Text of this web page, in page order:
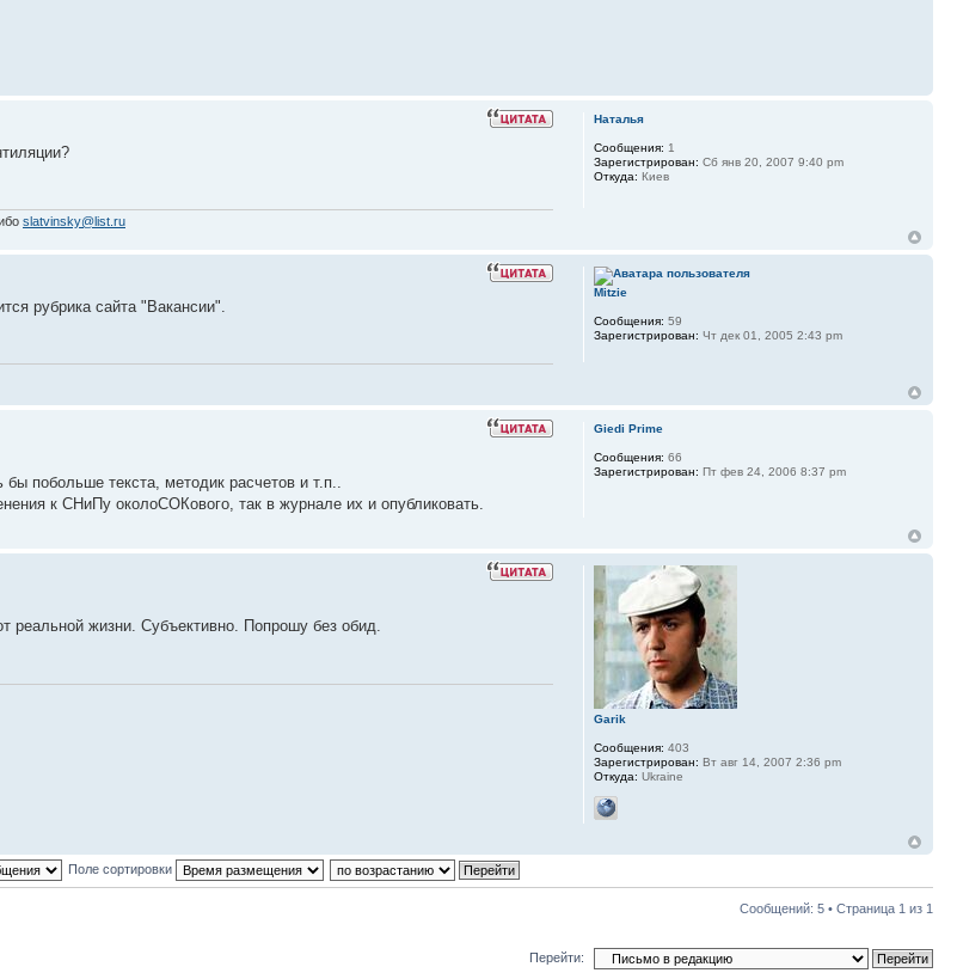
slatvinsky@list.ru
Наталья
Сообщения: 1
Зарегистрирован: Сб янв 20, 2007 9:40 pm
Откуда: Киев
рубрика сайта "Вакансии".
Mitzie
Сообщения: 59
Зарегистрирован: Чт дек 01, 2005 2:43 pm
побольше текста, методик расчетов и т.п..
к СНиПу околоСОКового, так в журнале их и опубликовать.
Giedi Prime
Сообщения: 66
Зарегистрирован: Пт фев 24, 2006 8:37 pm
жизни. Субъективно. Попрошу без обид.
Garik
Сообщения: 403
Зарегистрирован: Вт авг 14, 2007 2:36 pm
Откуда: Ukraine
Поле сортировки
Сообщений: 5 • Страница 1 из 1
Перейти: